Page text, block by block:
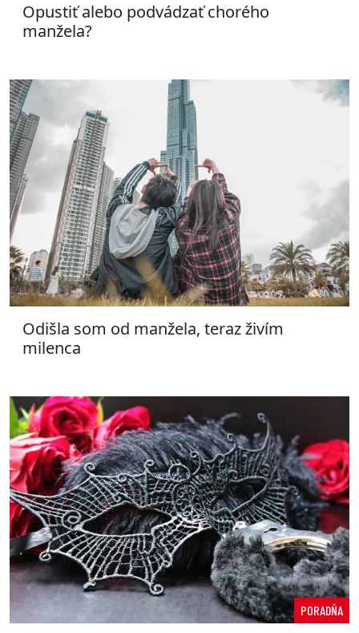
Opustiť alebo podvádzať chorého
manžela?
Odišla som od manžela, teraz živím
milenca
PORADŇA